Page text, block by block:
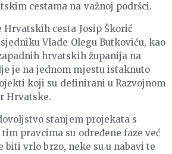
cestama na važnoj podršci.
cesta Josip Škorić
Vlade Olegu Butkoviću, kao
hrvatskih županija na
je na jednom mjestu istaknuto
koji su definirani u Razvojnom
Hrvatske.
stanjem projekata s
pravcima su određene faze već
biti vrlo brzo, neke su u nabavi te